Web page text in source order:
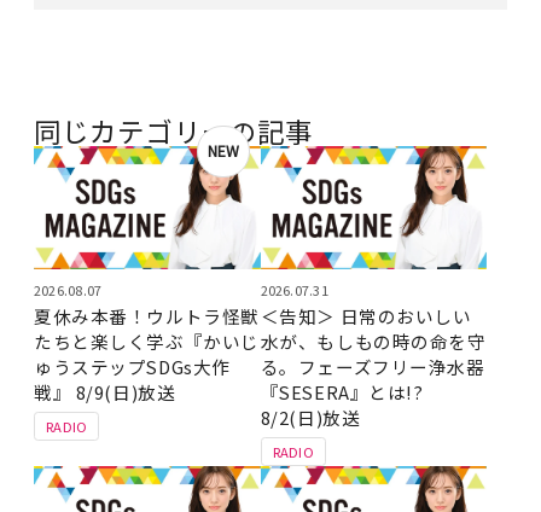
同じカテゴリーの記事
NEW
RADIO
2026.08.07
夏休み本番！ウルトラ怪獣
たちと楽しく学ぶ『かいじ
ゅうステップSDGs大作
戦』 8/9(日)放送
RADIO
2026.07.31
＜告知＞ 日常のおいしい
水が、もしもの時の命を守
る。フェーズフリー浄水器
『SESERA』とは!?
8/2(日)放送